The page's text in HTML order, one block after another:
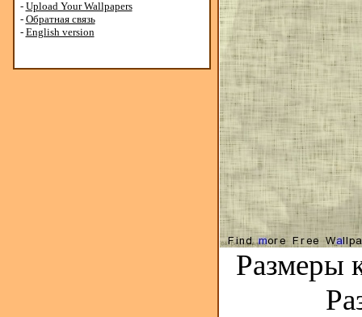
- Upload Your Wallpapers
- Обратная связь
- English version
Размеры